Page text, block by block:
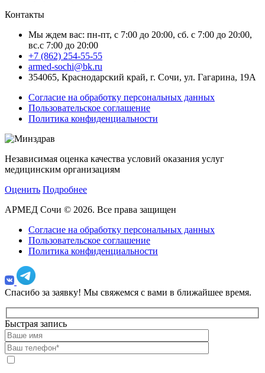
Контакты
Мы ждем вас: пн-пт, с 7:00 до 20:00, сб. с 7:00 до 20:00,
вс.с 7:00 до 20:00
+7 (862) 254-55-55
armed-sochi@bk.ru
354065, Краснодарский край, г. Сочи, ул. Гагарина, 19А
Согласие на обработку персональных данных
Пользовательское соглашение
Политика конфиденциальности
Независимая оценка качества условий оказания услуг
медицинским организациям
Оценить Подробнее
АРМЕД Сочи © 2026. Все права защищен
Согласие на обработку персональных данных
Пользовательское соглашение
Политика конфиденциальности
Спасибо за заявку! Мы свяжемся с вами в ближайшее время.
Быстрая запись